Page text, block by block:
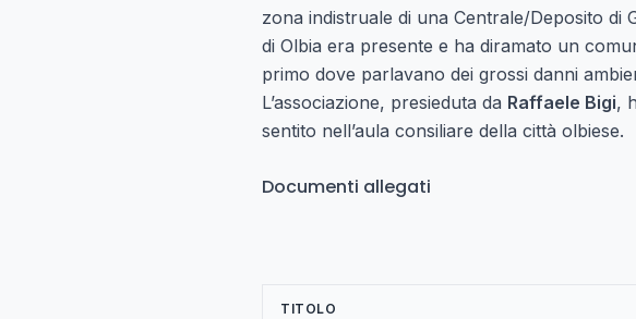
zona indistruale di una Centrale/Deposito
di Olbia era presente e ha diramato un
primo dove parlavano dei grossi danni
L’associazione, presieduta da Raffaele Bigi,
sentito nell’aula consiliare della città olbiese.
Documenti allegati
TITOLO